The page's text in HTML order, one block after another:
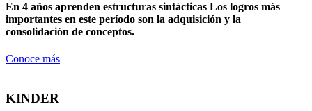
En 4 años aprenden estructuras sintácticas Los logros más
importantes en este período son la adquisición y la
consolidación de conceptos.
Conoce más
KINDER